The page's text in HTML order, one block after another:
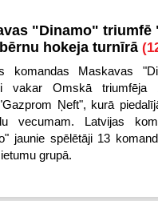
"Dinamo" triumfē
hokeja turnīrā
komandas Maskavas
vakar Omskā triumfēja
Ņeft", kurā
vecumam. Latvijas
jaunie spēlētāji 13
grupā.